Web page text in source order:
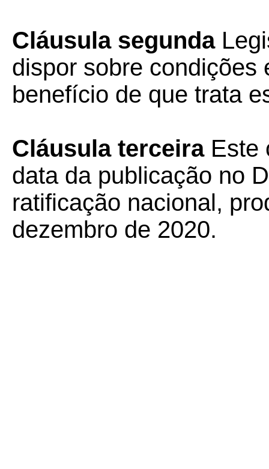
Cláusula segunda
dispor sobre condições
benefício de que trata
Cláusula terceiraEste
data da publicação no
ratificação nacional,
dezembro de 2020.